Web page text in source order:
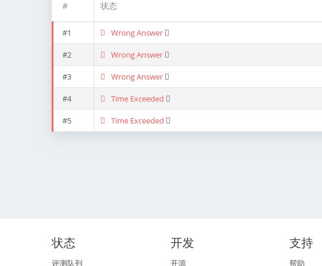
# 状态
#1 Wrong Answer
#2 Wrong Answer
#3 Wrong Answer
#4 Time Exceeded
#5 Time Exceeded
状态
评测队列
开发
开源
支持
帮助